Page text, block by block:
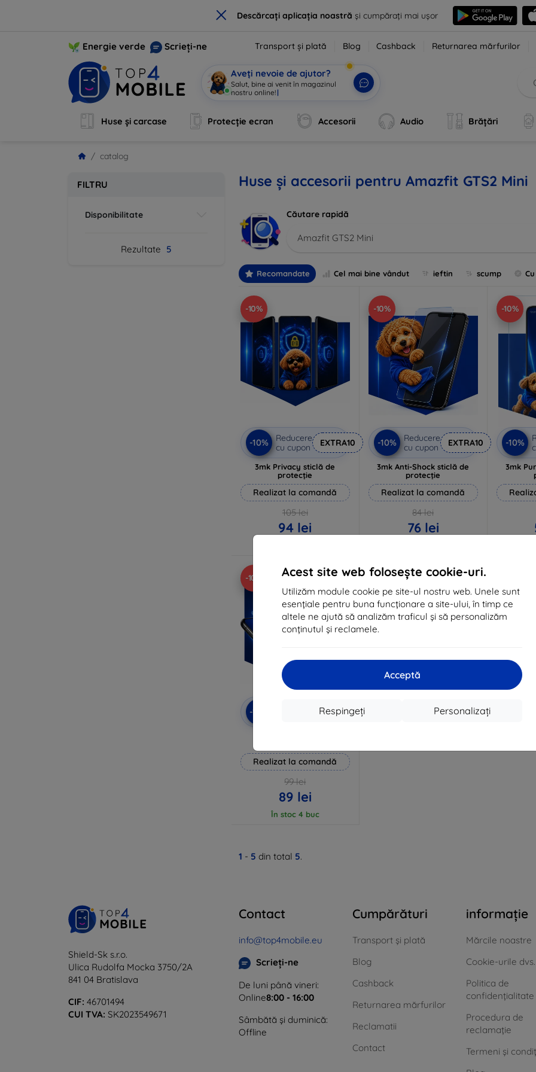
× Descărcați aplicația noastră și cumpărați mai ușor
Acest site web folosește cookie-uri.
Utilizăm module cookie pe site-ul nostru web. Unele sunt
esențiale pentru buna funcționare a site-ului, în timp ce
altele ne ajută să analizăm traficul și să personalizăm
conținutul și reclamele.
Acceptă
Personalizați
Respingeți
Energie verde Scrieți-ne Transport și plată Blog Cashback Returnarea mărfurilor
Aveți nevoie de ajutor?
Salut, bine ai venit în magazinul
nostru online!|
Huse și carcase Protecție ecran Accesorii Audio Brățări
catalog
FILTRU
Disponibilitate
Rezultate 5
Huse și accesorii pentru Amazfit GTS2 Mini
Căutare rapidă
Amazfit GTS2 Mini
Recomandate Cel mai bine vândut ieftin scump
-10%
-10%
Reducere
cu cupon
EXTRA10
3mk Privacy sticlă de
protecție
Realizat la comandă
105 lei
94 lei
-10%
-10%
Reducere
cu cupon
EXTRA10
3mk Anti-Shock sticlă de
protecție
Realizat la comandă
84 lei
76 lei
-10%
-10%
3mk
-10%
-10% EXTRA10
Realizat la comandă
99 lei
89 lei
În stoc 4 buc
1 - 5 din total 5.
Shield-Sk s.r.o.
Ulica Rudolfa Mocka 3750/2A
841 04 Bratislava
CIF: 46701494
CUI TVA: SK2023549671
Contact
info@top4mobile.eu
Scrieți-ne
De luni până vineri:
Online8:00 - 16:00
Sâmbătă și duminică:
Offline
Cumpărături
Transport și plată
Blog
Cashback
Returnarea mărfurilor
Reclamatii
Contact
informație
Mărcile noastre
Cookie-urile dvs.
Politica de
confidențialitate
Procedura de
reclamație
Termeni și